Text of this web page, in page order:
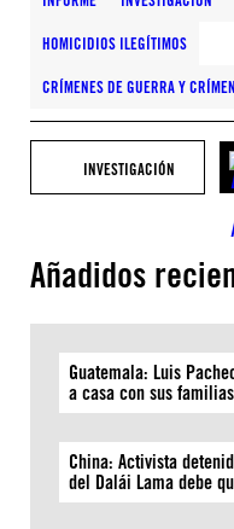
HOMICIDIOS ILEGÍTIMOS
CRÍMENES DE GUERRA Y
INVESTIGACIÓN
Añadidos
Guatemala: Luis
a casa con sus familias
China: Activista
del Dalái Lama debe